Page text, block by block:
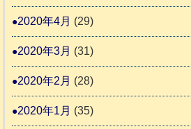
2020年4月 (29)
2020年3月 (31)
2020年2月 (28)
2020年1月 (35)